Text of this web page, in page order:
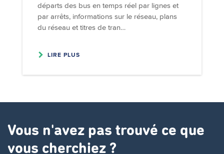
départs des bus en temps réel par lignes et
par arrêts, informations sur le réseau, plans
du réseau et titres de tran…
LIRE PLUS
Vous n'avez pas trouvé ce que
vous cherchiez ?